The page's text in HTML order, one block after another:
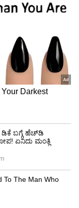
ಮೇಲೆ
ಸಾಮಗ್ರಿಗಳನ್ನು
ಇಲಾಖೆ ಶಾಕ್
₹2,000
ಅವಕಾಶ